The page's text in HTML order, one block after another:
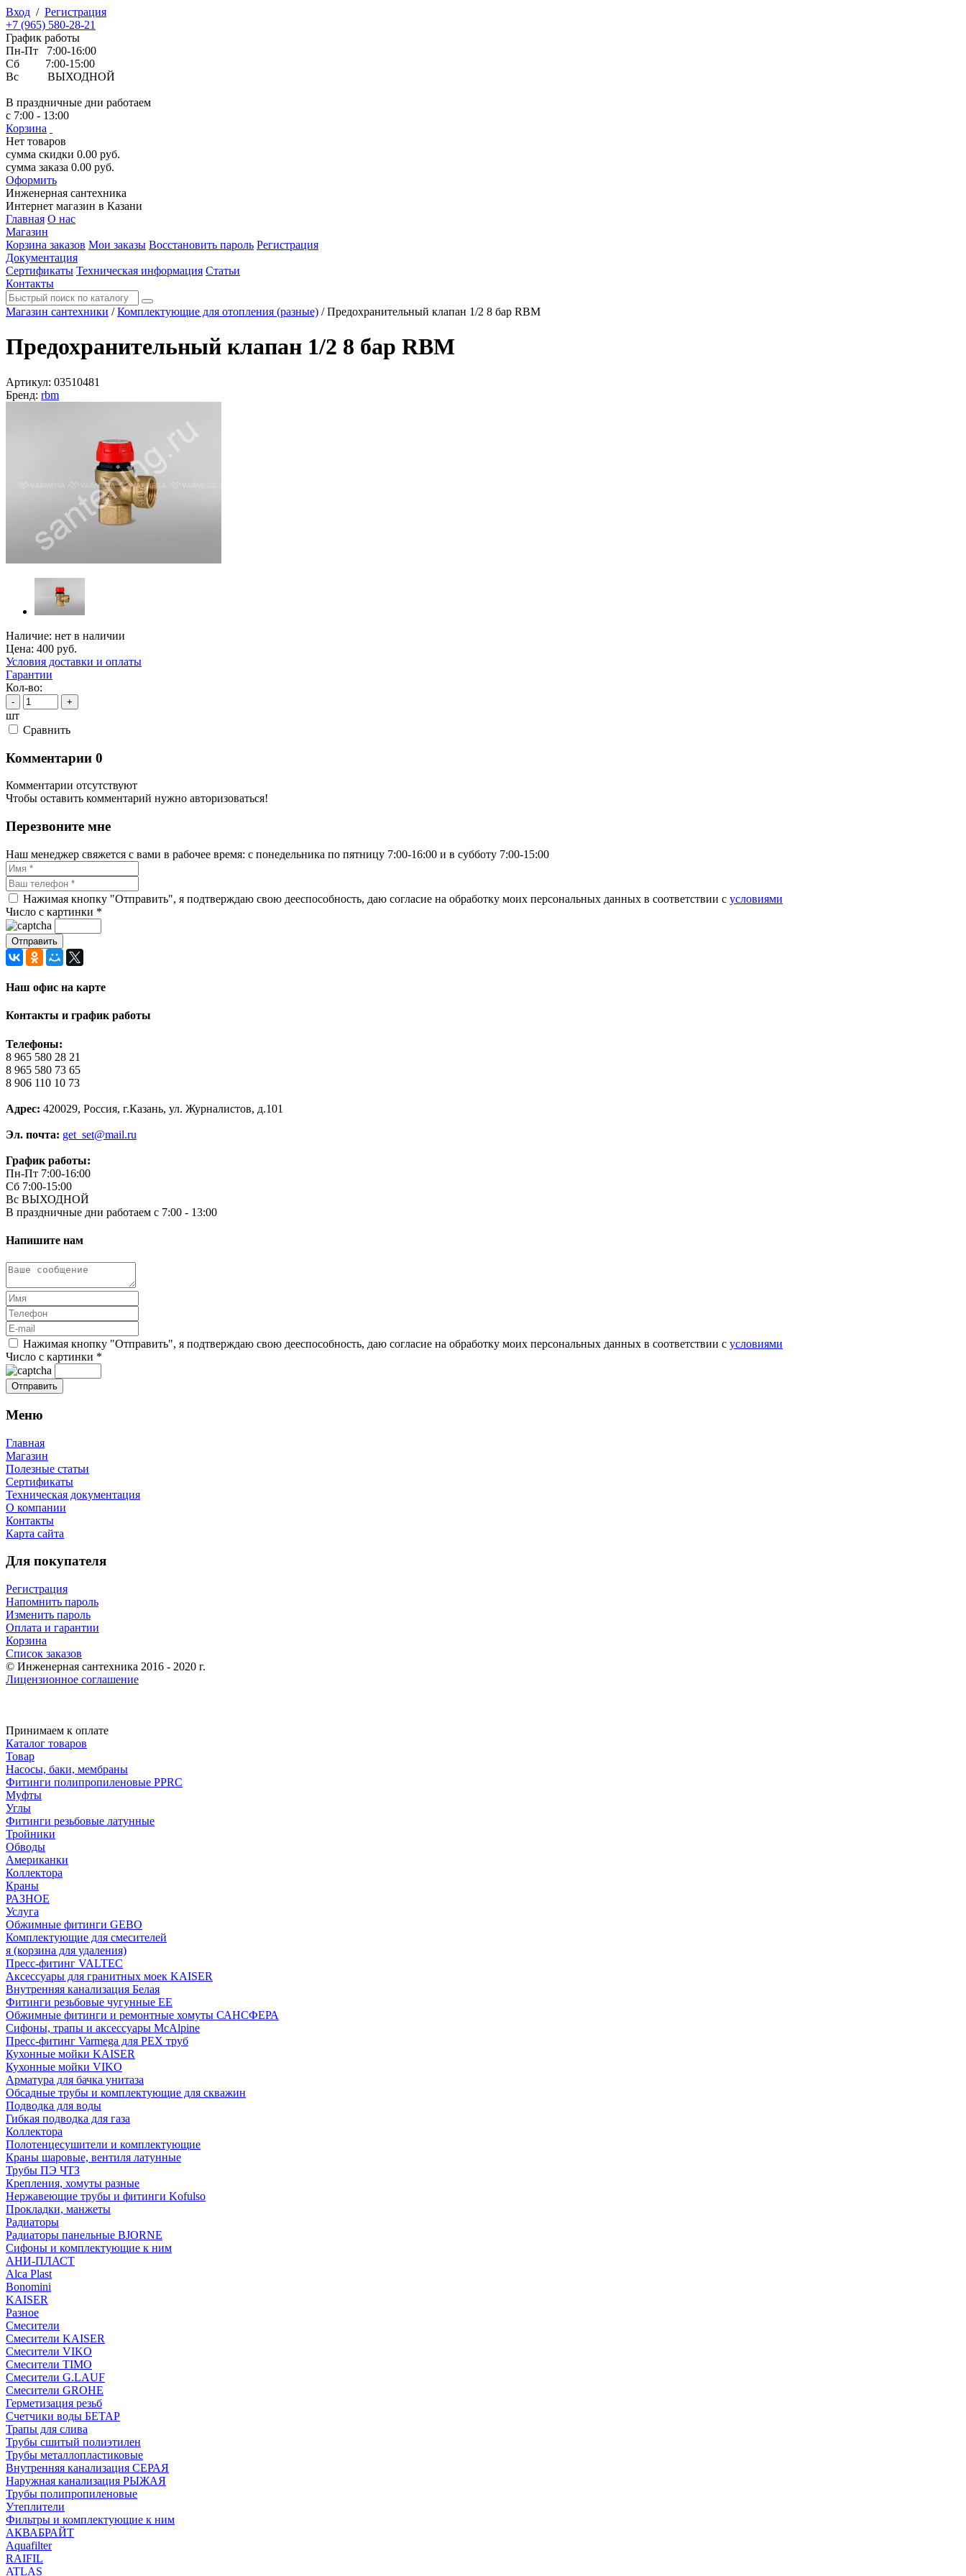
Вход / Регистрация
+7 (965) 580-28-21
График работы
Пн-Пт 7:00-16:00
Сб 7:00-15:00
Вс ВЫХОДНОЙ
В праздничные дни работаем
с 7:00 - 13:00
Корзина
Нет товаров
сумма скидки 0.00 руб.
сумма заказа 0.00 руб.
Оформить
Инженерная сантехника
Интернет магазин в Казани
Главная О нас
Магазин
Корзина заказов Мои заказы Восстановить пароль Регистрация
Документация
Сертификаты Техническая информация Статьи
Контакты
Магазин сантехники / Комплектующие для отопления (разные) / Предохранительный клапан 1/2 8 бар RBM
Предохранительный клапан 1/2 8 бар RBM
Артикул: 03510481
Бренд: rbm
Наличие: нет в наличии
Цена: 400 руб.
Условия доставки и оплаты
Гарантии
Кол-во:
- +
шт
Cравнить
Комментарии 0
Комментарии отсутствуют
Чтобы оставить комментарий нужно авторизоваться!
Перезвоните мне
Наш менеджер свяжется с вами в рабочее время: с понедельника по пятницу 7:00-16:00 и в субботу 7:00-15:00
Нажимая кнопку "Отправить", я подтверждаю свою дееспособность, даю согласие на обработку моих персональных данных в соответствии с условиями
Число с картинки *
Наш офис на карте
Контакты и график работы
Телефоны:
8 965 580 28 21
8 965 580 73 65
8 906 110 10 73
Адрес: 420029, Россия, г.Казань, ул. Журналистов, д.101
Эл. почта: get_set@mail.ru
График работы:
Пн-Пт 7:00-16:00
Сб 7:00-15:00
Вс ВЫХОДНОЙ
В праздничные дни работаем с 7:00 - 13:00
Напишите нам
Нажимая кнопку "Отправить", я подтверждаю свою дееспособность, даю согласие на обработку моих персональных данных в соответствии с условиями
Число с картинки *
Меню
Главная
Магазин
Полезные статьи
Сертификаты
Техническая документация
О компании
Контакты
Карта сайта
Для покупателя
Регистрация
Напомнить пароль
Изменить пароль
Оплата и гарантии
Корзина
Список заказов
© Инженерная сантехника 2016 - 2020 г.
Лицензионное соглашение
Принимаем к оплате
Каталог товаров
Товар
Насосы, баки, мембраны
Фитинги полипропиленовые PPRC
Муфты
Углы
Фитинги резьбовые латунные
Тройники
Обводы
Американки
Коллектора
Краны
РАЗНОЕ
Услуга
Обжимные фитинги GEBO
Комплектующие для смесителей
я (корзина для удаления)
Пресс-фитинг VALTEC
Аксессуары для гранитных моек KAISER
Внутренняя канализация Белая
Фитинги резьбовые чугунные EE
Обжимные фитинги и ремонтные хомуты САНСФЕРА
Сифоны, трапы и аксессуары McAlpine
Пресс-фитинг Varmega для PEX труб
Кухонные мойки KAISER
Кухонные мойки VIKO
Арматура для бачка унитаза
Обсадные трубы и комплектующие для скважин
Подводка для воды
Гибкая подводка для газа
Коллектора
Полотенцесушители и комплектующие
Краны шаровые, вентиля латунные
Трубы ПЭ ЧТЗ
Крепления, хомуты разные
Нержавеющие трубы и фитинги Kofulso
Прокладки, манжеты
Радиаторы
Радиаторы панельные BJORNE
Сифоны и комплектующие к ним
АНИ-ПЛАСТ
Alca Plast
Bonomini
KAISER
Разное
Смесители
Смесители KAISER
Смесители VIKO
Смесители TIMO
Смесители G.LAUF
Смесители GROHE
Герметизация резьб
Счетчики воды БЕТАР
Трапы для слива
Трубы сшитый полиэтилен
Трубы металлопластиковые
Внутренняя канализация СЕРАЯ
Наружная канализация РЫЖАЯ
Трубы полипропиленовые
Утеплители
Фильтры и комплектующие к ним
АКВАБРАЙТ
Aquafilter
RAIFIL
ATLAS